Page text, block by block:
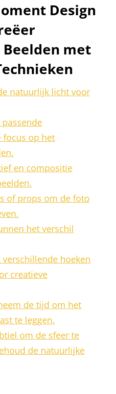
Design
met
natuurlijk licht voor
focus op het
en compositie
of props om de foto
het verschil
hoeken
creatieve
de tijd om het
te leggen.
om de sfeer te
de natuurlijke